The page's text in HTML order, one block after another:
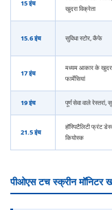
15 इंच
खुदरा विक्रेता
15.6 इंच सुविधा स्टोर, कैफे
17 इंच
मध्यम आकार के
फार्मेसियां
19 इंच पूर्ण सेवा वाले रेस्तरां,
21.5 इंच
हॉस्पिटैलिटी फ्रंट
कियोस्क
पीओएस टच स्क्रीन मॉनिटर